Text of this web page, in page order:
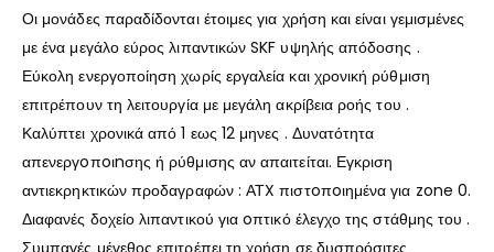
Οι μονάδες παραδίδονται έτοιμες για χρήση και είναι γεμισμένες
με ένα μεγάλο εύρος λιπαντικών SKF υψηλής απόδοσης .
Εύκολη ενεργοποίηση χωρίς εργαλεία και χρονική ρύθμιση
επιτρέπουν τη λειτουργία με μεγάλη ακρίβεια ροής του .
Καλύπτει χρονικά από 1 εως 12 μηνες . Δυνατότητα
απενεργoπoιnσης ή ρύθμισης αν απαιτείται. Εγκριση
αντιεκρηκτικών προδαγραφών : ΑΤX πιστoπoιημένα για zone 0.
Διαφανές δοχείο λιπαντικού για oπτικό έλεγχο της στάθμης του .
Συμπαγές μέγεθος επιτρέπει τη χρήση σε δυσπρόσιτες